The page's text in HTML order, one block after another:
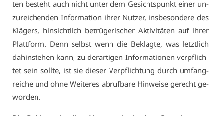
ten be­steht auch nicht un­ter dem Ge­sichts­punkt ei­ner un­
zu­rei­chen­den In­for­ma­ti­on ih­rer Nut­zer, ins­be­son­de­re des
Klä­gers, hin­sicht­lich be­trü­ge­ri­scher Ak­ti­vi­tä­ten auf ih­rer
Platt­form. Denn selbst wenn die Be­klag­te, was letzt­lich
da­hin­ste­hen kann, zu der­ar­ti­gen In­for­ma­tio­nen ver­pflich­
tet sein soll­te, ist sie die­ser Ver­pflich­tung durch um­fang­
rei­che und oh­ne Wei­te­res ab­ruf­ba­re Hin­wei­se ge­recht ge­
wor­den.